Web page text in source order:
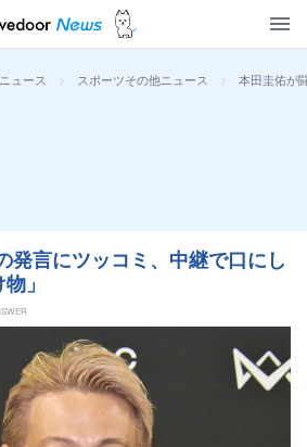
ュース > スポーツその他ニュース > 本田圭佑が
発言にツッコミ、中継で口にし
」